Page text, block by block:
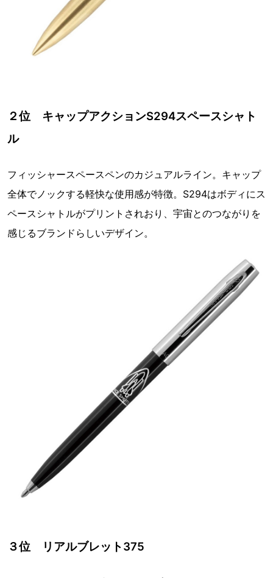
２位 キャップアクションS294スペースシャト
ル
フィッシャースペースペンのカジュアルライン。キャップ
全体でノックする軽快な使用感が特徴。S294はボディにス
ペースシャトルがプリントされおり、宇宙とのつながりを
感じるブランドらしいデザイン。
３位 リアルブレット375